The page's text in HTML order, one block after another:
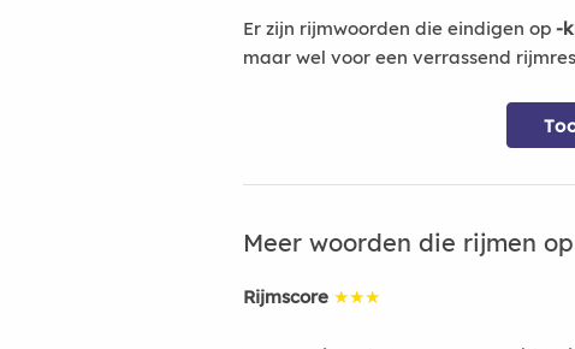
Er zijn rijmwoorden die eindigen op -
maar wel voor een verrassend
Meer woorden die rijmen op
Rijmscore ★★★